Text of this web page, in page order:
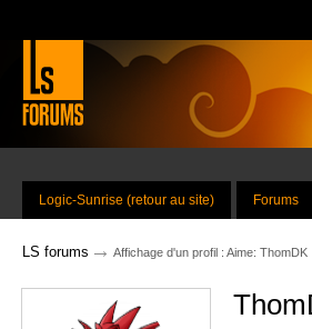
Logic-Sunrise (retour au site) Forums
LS forums → Affichage d'un profil : Aime: ThomDK